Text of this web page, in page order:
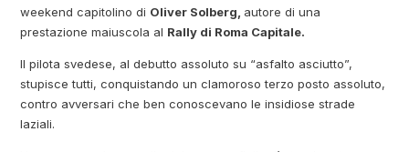
weekend capitolino di Oliver Solberg, autore di una
prestazione maiuscola al Rally di Roma Capitale.
Il pilota svedese, al debutto assoluto su “asfalto asciutto”,
stupisce tutti, conquistando un clamoroso terzo posto assoluto,
contro avversari che ben conoscevano le insidiose strade
laziali.